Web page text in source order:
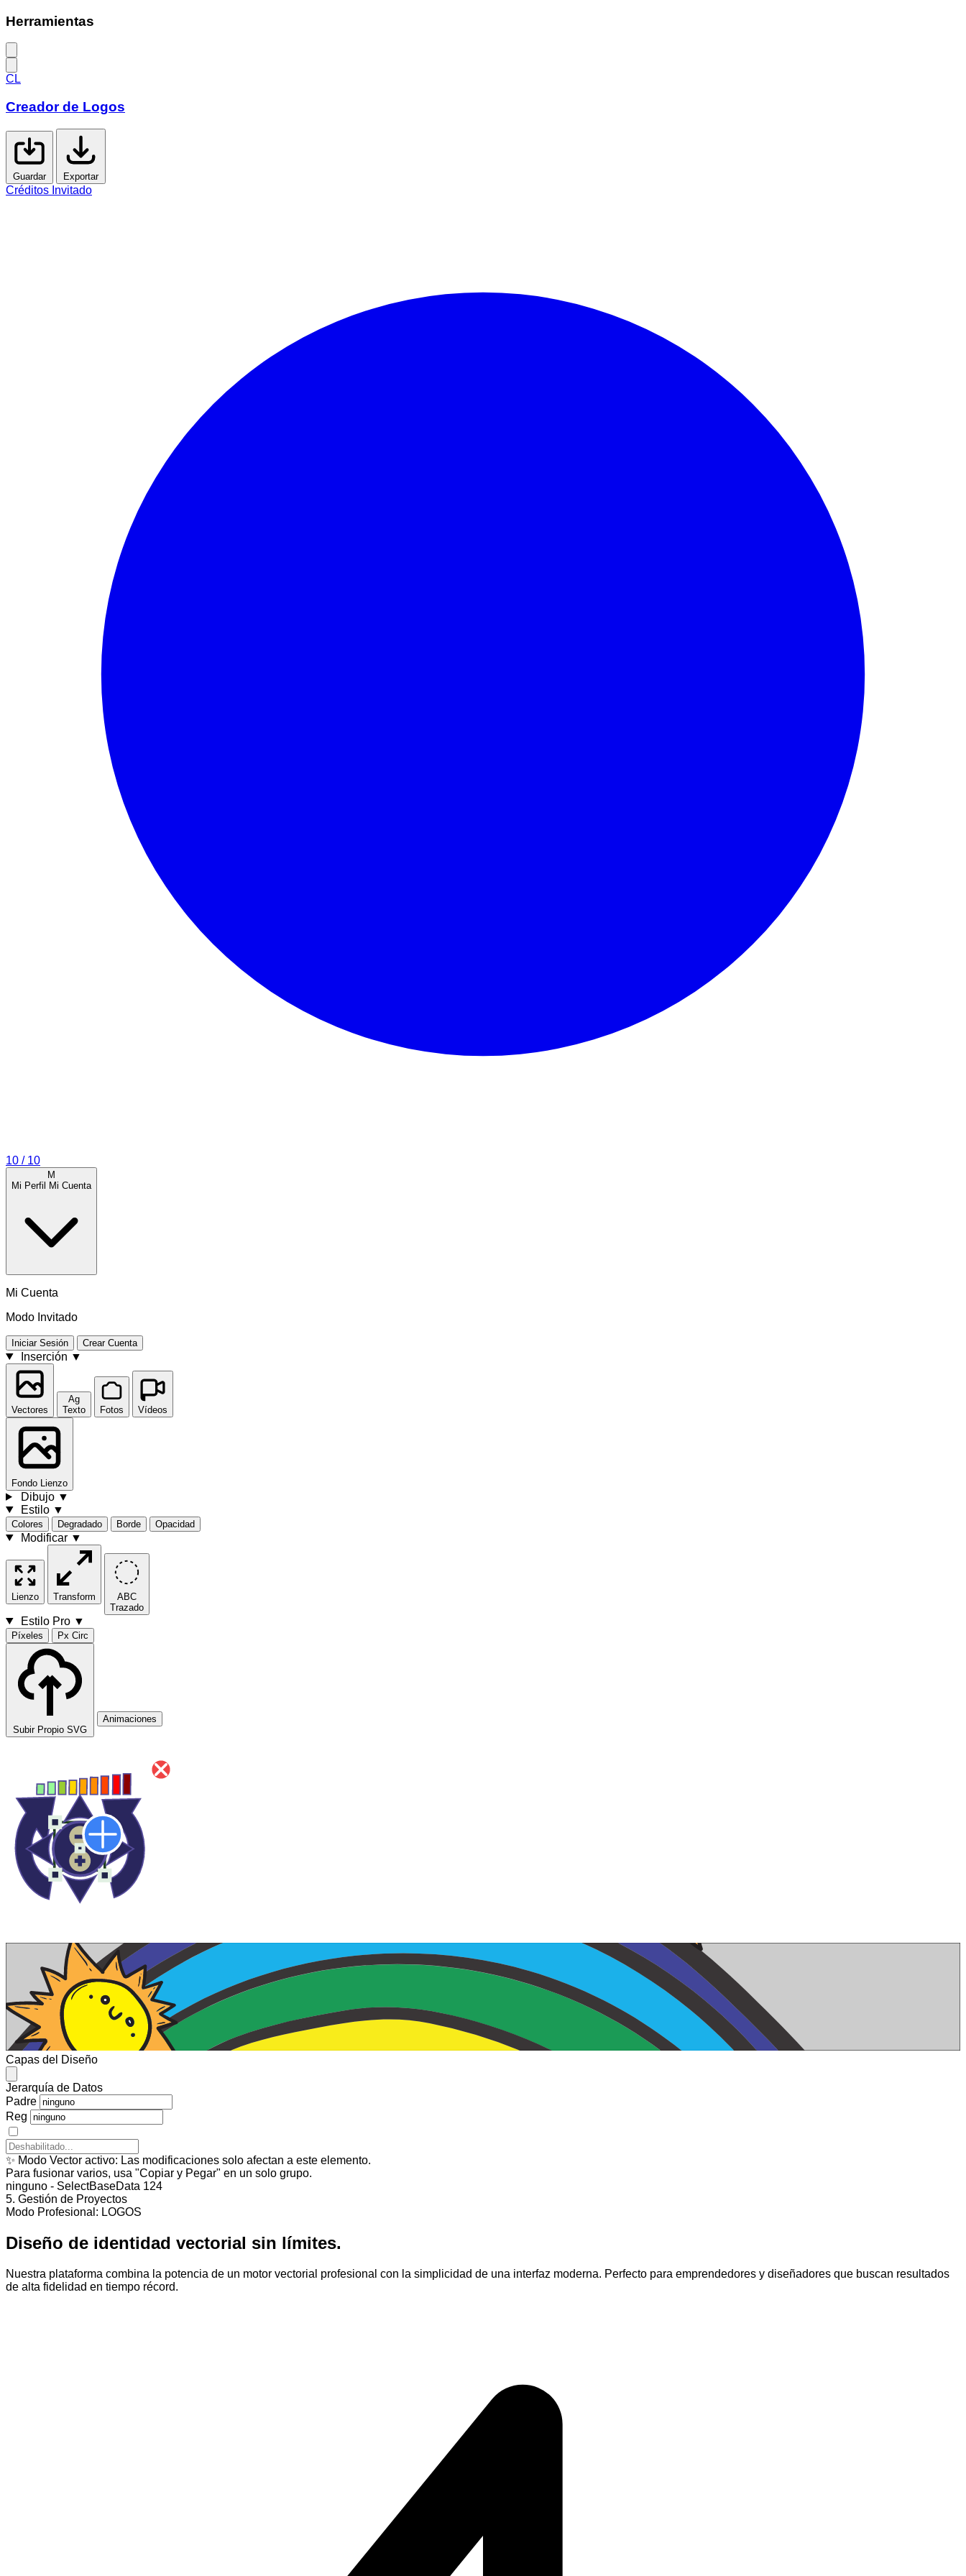
Herramientas
CL
Creador de Logos
Guardar Exportar
Créditos Invitado
10 / 10
M
Mi Perfil
Mi Cuenta
Mi Cuenta
Modo Invitado
Iniciar Sesión Crear Cuenta
Inserción ▼
Vectores
Ag
Texto
Fotos Vídeos
Fondo Lienzo
Dibujo ▼
Estilo ▼
Colores Degradado Borde Opacidad
Modificar ▼
Lienzo Transform
ABC
Trazado
Estilo Pro ▼
Píxeles Px Circ
Subir Propio SVG
Animaciones
Capas del Diseño
Jerarquía de Datos
Padre
Reg
✨ Modo Vector activo: Las modificaciones solo afectan a este elemento.
Para fusionar varios, usa "Copiar y Pegar" en un solo grupo.
ninguno - SelectBaseData 124
5. Gestión de Proyectos
Modo Profesional: LOGOS
Diseño de identidad vectorial sin límites.
Nuestra plataforma combina la potencia de un motor vectorial profesional con la simplicidad de una interfaz moderna. Perfecto para emprendedores y diseñadores que buscan resultados
de alta fidelidad en tiempo récord.